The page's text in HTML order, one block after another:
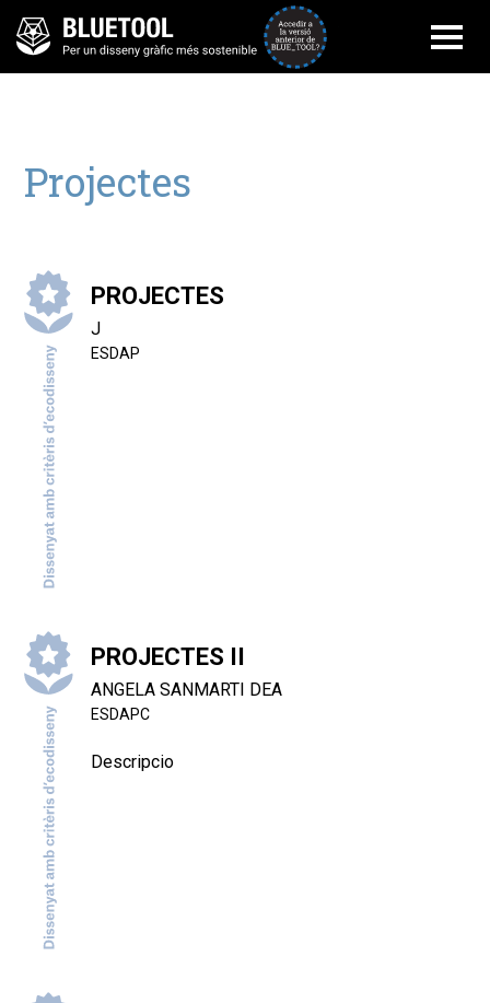
Accedir a la
Projectes
PROJECTES
J
ESDAP
PROJECTES II
ANGELA SANMARTI DEA
ESDAPC
Descripcio